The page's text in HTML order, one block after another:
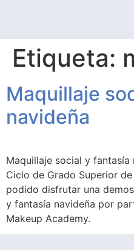
Etiqueta:
Maquillaje
navideña
Maquillaje social y fantasía
Ciclo de Grado Superior
podido disfrutar una
y fantasía navideña por
Makeup Academy.